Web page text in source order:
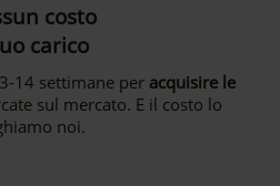
costo
carico
14 settimane per acquisire le
sul mercato. E il costo lo
noi.